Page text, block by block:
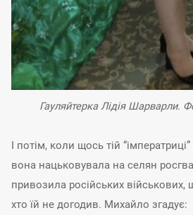
Гауляйтерка Лідія Шарварли.
І потім, коли щось тій
вона нацьковувала на селян
привозила російських військових,
хто їй не догодив. Михайло згадує: